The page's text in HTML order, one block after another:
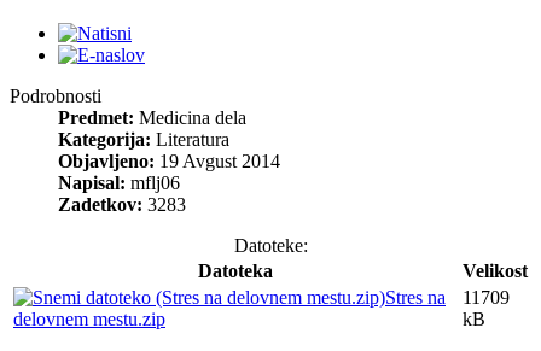
Podrobnosti
Predmet: Medicina dela
Kategorija: Literatura
Objavljeno: 19 Avgust 2014
Napisal: mflj06
Zadetkov: 3283
Datoteke:
Datoteka
Velikost
Stres na
delovnem mestu.zip
11709
kB